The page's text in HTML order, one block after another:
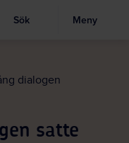
Visa sökruta
Sök Meny
dialogen
satte